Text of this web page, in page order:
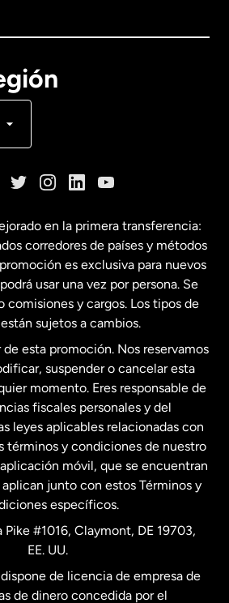
en la primera transferencia:
corredores de países y métodos
es exclusiva para nuevos
usar una vez por persona. Se
comisiones y cargos. Los tipos de
sujetos a cambios.
de esta promoción. Nos reservamos
suspender o cancelar esta
momento. Eres responsable de
fiscales personales y del
leyes aplicables relacionadas con
términos y condiciones de nuestro
móvil, que se encuentran
junto con estos Términos y
específicos.
#1016, Claymont, DE 19703,
EE. UU.
de licencia de empresa de
de dinero concedida por el